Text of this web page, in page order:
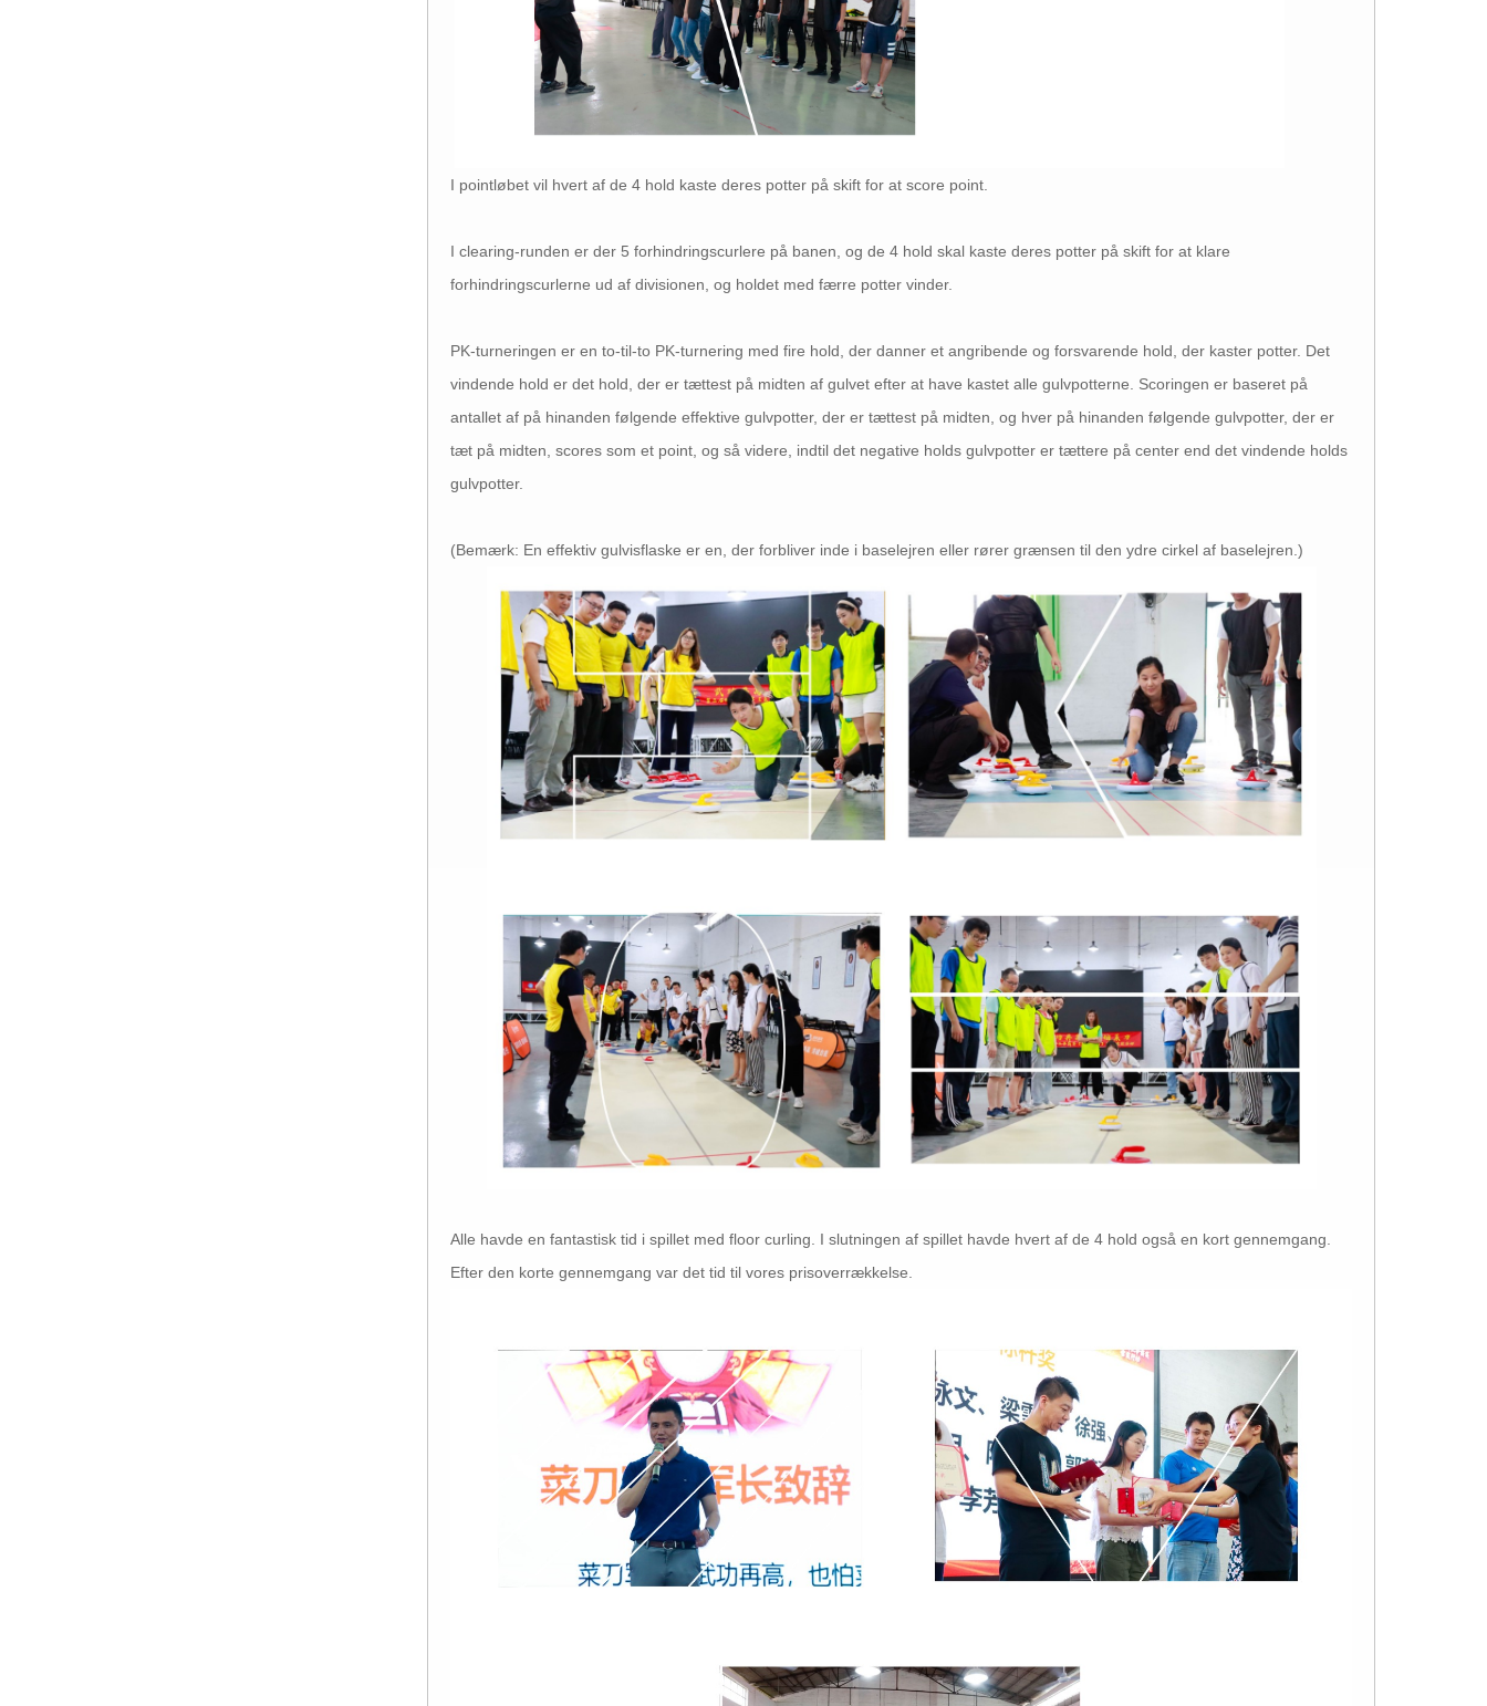
I pointløbet vil hvert af de 4 hold kaste deres potter på skift for at score point.
I clearing-runden er der 5 forhindringscurlere på banen, og de 4 hold skal kaste deres potter på skift for at klare
forhindringscurlerne ud af divisionen, og holdet med færre potter vinder.
PK-turneringen er en to-til-to PK-turnering med fire hold, der danner et angribende og forsvarende hold, der kaster potter. Det
vindende hold er det hold, der er tættest på midten af ​​gulvet efter at have kastet alle gulvpotterne. Scoringen er baseret på
antallet af på hinanden følgende effektive gulvpotter, der er tættest på midten, og hver på hinanden følgende gulvpotter, der er
tæt på midten, scores som et point, og så videre, indtil det negative holds gulvpotter er tættere på center end det vindende holds
gulvpotter.
(Bemærk: En effektiv gulvisflaske er en, der forbliver inde i baselejren eller rører grænsen til den ydre cirkel af baselejren.)
Alle havde en fantastisk tid i spillet med floor curling. I slutningen af ​​spillet havde hvert af de 4 hold også en kort gennemgang.
Efter den korte gennemgang var det tid til vores prisoverrækkelse.